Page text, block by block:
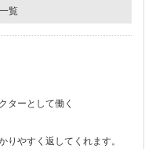
覧
ターとして働く
りやすく返してくれます。